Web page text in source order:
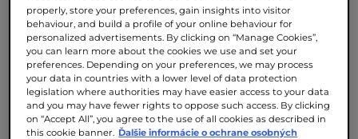
Kapsule L'OR XXL Extra Long ponúkajú
vyváženú chuť, ktorá kombinuje ovocné a
čokoládové tóny. Tento jedinečný kávový
zážitok sa vyznačuje intenzitou 8, čo je
ideálne pre tých, ktorí ocenia veľkú kávu a
nezabudnuteľnú chuť.Kapsule L'OR XXL
properly, store your preferences, gain insights into visitor
behaviour, and build a profile of your online behaviour for
personalized advertisements. By clicking on “Manage Cookies”,
you can learn more about the cookies we use and set your
preferences. Depending on your preferences, we may process
your data in countries with a lower level of data protection
legislation where authorities may have easier access to your data
and you may have fewer rights to oppose such access. By clicking
on “Accept All”, you agree to the use of all cookies as described in
this cookie banner. Ďalšie informácie o ochrane osobných